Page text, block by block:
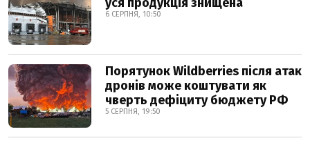
6 СЕРПНЯ, 10:50
Порятунок Wildberries після атак
дронів може коштувати як
чверть дефіциту бюджету РФ
5 СЕРПНЯ, 19:50